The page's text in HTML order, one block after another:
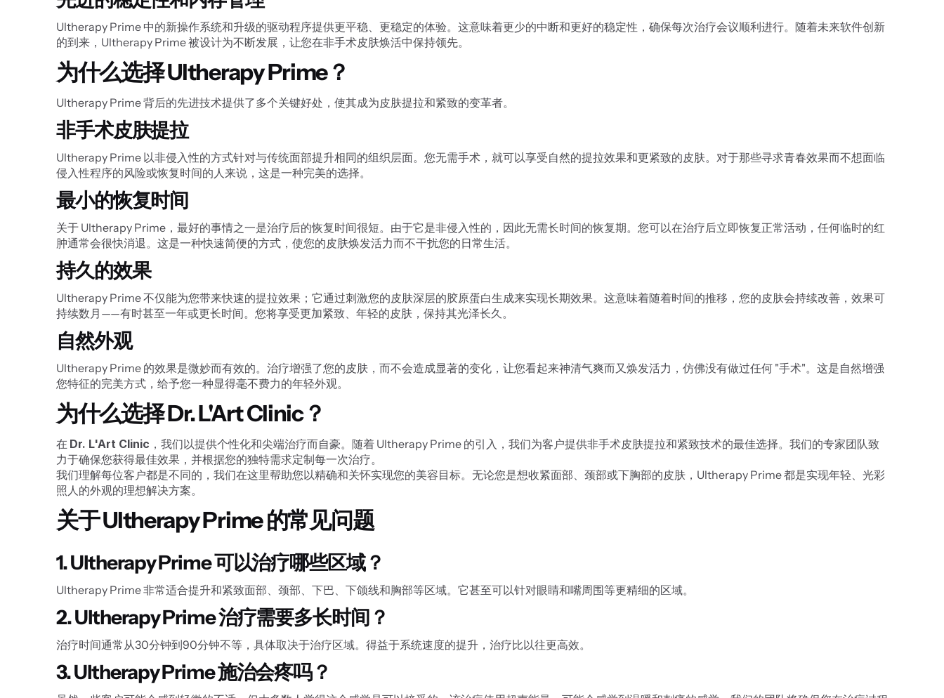
Ultherapy Prime 中的新操作系统和升级的驱动程序提供更平稳、更稳定的体验。这意味着更少的中断和更好的稳定性，确保每次治疗会议顺利进行。随着未来软件创新
的到来，Ultherapy Prime 被设计为不断发展，让您在非手术皮肤焕活中保持领先。
为什么选择 Ultherapy Prime？
Ultherapy Prime 背后的先进技术提供了多个关键好处，使其成为皮肤提拉和紧致的变革者。
非手术皮肤提拉
Ultherapy Prime 以非侵入性的方式针对与传统面部提升相同的组织层面。您无需手术，就可以享受自然的提拉效果和更紧致的皮肤。对于那些寻求青春效果而不想面临
侵入性程序的风险或恢复时间的人来说，这是一种完美的选择。
最小的恢复时间
关于 Ultherapy Prime，最好的事情之一是治疗后的恢复时间很短。由于它是非侵入性的，因此无需长时间的恢复期。您可以在治疗后立即恢复正常活动，任何临时的红
肿通常会很快消退。这是一种快速简便的方式，使您的皮肤焕发活力而不干扰您的日常生活。
持久的效果
Ultherapy Prime 不仅能为您带来快速的提拉效果；它通过刺激您的皮肤深层的胶原蛋白生成来实现长期效果。这意味着随着时间的推移，您的皮肤会持续改善，效果可
持续数月——有时甚至一年或更长时间。您将享受更加紧致、年轻的皮肤，保持其光泽长久。
自然外观
Ultherapy Prime 的效果是微妙而有效的。治疗增强了您的皮肤，而不会造成显著的变化，让您看起来神清气爽而又焕发活力，仿佛没有做过任何 "手术"。这是自然增强
您特征的完美方式，给予您一种显得毫不费力的年轻外观。
为什么选择 Dr. L'Art Clinic？
在 Dr. L'Art Clinic ，我们以提供个性化和尖端治疗而自豪。随着 Ultherapy Prime 的引入，我们为客户提供非手术皮肤提拉和紧致技术的最佳选择。我们的专家团队致
力于确保您获得最佳效果，并根据您的独特需求定制每一次治疗。
我们理解每位客户都是不同的，我们在这里帮助您以精确和关怀实现您的美容目标。无论您是想收紧面部、颈部或下胸部的皮肤，Ultherapy Prime 都是实现年轻、光彩
照人的外观的理想解决方案。
关于 Ultherapy Prime 的常见问题
1. Ultherapy Prime 可以治疗哪些区域？
Ultherapy Prime 非常适合提升和紧致面部、颈部、下巴、下颌线和胸部等区域。它甚至可以针对眼睛和嘴周围等更精细的区域。
2. Ultherapy Prime 治疗需要多长时间？
治疗时间通常从30分钟到90分钟不等，具体取决于治疗区域。得益于系统速度的提升，治疗比以往更高效。
3. Ultherapy Prime 施治会疼吗？